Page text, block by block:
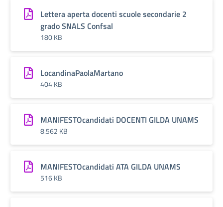
Lettera aperta docenti scuole secondarie 2
grado SNALS Confsal
180 KB
LocandinaPaolaMartano
404 KB
MANIFESTOcandidati DOCENTI GILDA UNAMS
8.562 KB
MANIFESTOcandidati ATA GILDA UNAMS
516 KB